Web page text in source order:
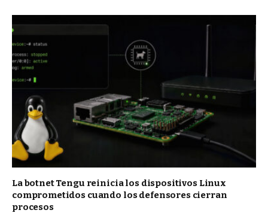
La botnet Tengu reinicia los dispositivos Linux
comprometidos cuando los defensores cierran
procesos